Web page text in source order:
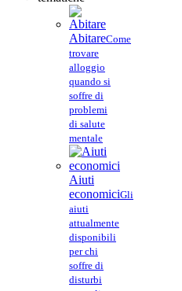
AbitareCome
trovare
alloggio
quando si
soffre di
problemi
di salute
mentale
Aiuti
economiciGli
aiuti
attualmente
disponibili
per chi
soffre di
disturbi